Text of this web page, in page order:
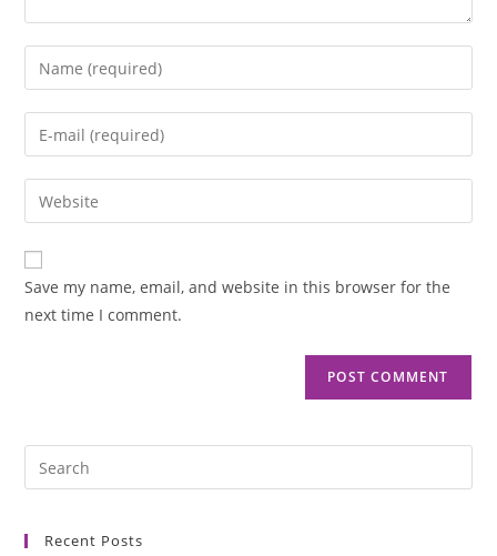
Save my name, email, and website in this browser for the
next time I comment.
Recent Posts